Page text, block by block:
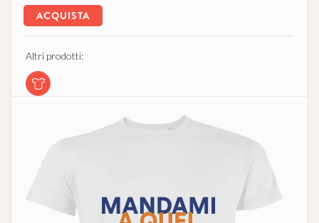
ACQUISTA
Altri prodotti: